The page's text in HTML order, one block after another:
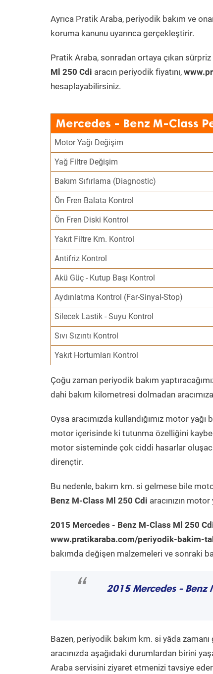
Ayrıca Pratik Araba, periyodik bakım ve
koruma kanunu uyarınca gerçekleştirir.
Pratik Araba, sonradan ortaya çıkan sürpriz
Ml 250 Cdi aracın periyodik fiyatını,
hesaplayabilirsiniz.
Mercedes - Benz M-Class
Motor Yağı Değişim
Yağ Filtre Değişim
Bakım Sıfırlama (Diagnostic)
Ön Fren Balata Kontrol
Ön Fren Diski Kontrol
Yakıt Filtre Km. Kontrol
Antifriz Kontrol
Akü Güç - Kutup Başı Kontrol
Aydınlatma Kontrol (Far-Sinyal-Stop)
Silecek Lastik - Suyu Kontrol
Sıvı Sızıntı Kontrol
Yakıt Hortumları Kontrol
Çoğu zaman periyodik bakım
dahi bakım kilometresi dolmadan
Oysa aracımızda kullandığımız motor
motor içerisinde ki tutunma özelliğini
motor sisteminde çok ciddi hasarlar
dirençtir.
Bu nedenle, bakım km. si gelmese bile
Benz M-Class Ml 250 Cdi aracınızın
2015 Mercedes - Benz M-Class Ml 250
www.pratikaraba.com/periyodik-bakim-
bakımda değişen malzemeleri ve sonraki
“ 2015 Mercedes - Benz
Bazen, periyodik bakım km. si yâda
aracınızda aşağıdaki durumlardan birini
Araba servisini ziyaret etmenizi tavsiye